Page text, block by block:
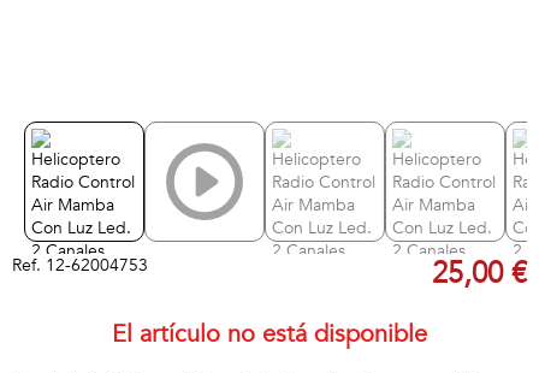
Ref. 12-62004753 25,00 €
El artículo no está disponible